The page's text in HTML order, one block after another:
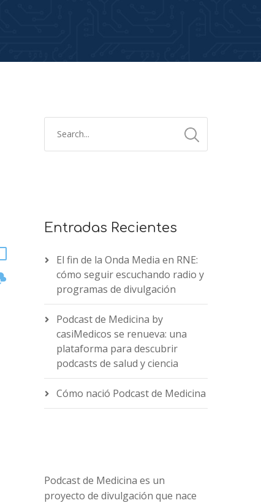
Entradas Recientes
El fin de la Onda Media en RNE:
cómo seguir escuchando radio y
programas de divulgación
Podcast de Medicina by
casiMedicos se renueva: una
plataforma para descubrir
podcasts de salud y ciencia
Cómo nació Podcast de Medicina
Podcast de Medicina es un
proyecto de divulgación que nace